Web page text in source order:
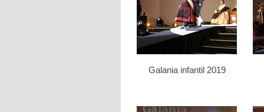
Galania infantil 2019